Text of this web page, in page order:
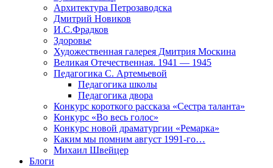
Архитектура Петрозаводска
Дмитрий Новиков
И.С.Фрадков
Здоровье
Художественная галерея Дмитрия Москина
Великая Отечественная. 1941 — 1945
Педагогика С. Артемьевой
Педагогика школы
Педагогика двора
Конкурс короткого рассказа «Сестра таланта»
Конкурс «Во весь голос»
Конкурс новой драматургии «Ремарка»
Каким мы помним август 1991-го…
Михаил Швейцер
Блоги